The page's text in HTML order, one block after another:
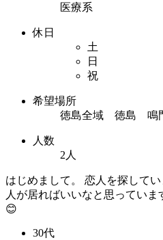
医療系
休日
土
日
祝
希望場所
徳島全域 徳島 鳴
人数
2人
はじめまして。 恋人を探して
人が居ればいいなと思ってい
😊
30代